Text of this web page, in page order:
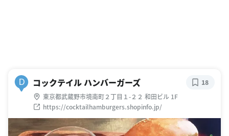
D コックテイル ハンバーガーズ
東京都武蔵野市境南町２丁目１-２２ 和田ビル 1F
https://cocktailhamburgers.shopinfo.jp/
18